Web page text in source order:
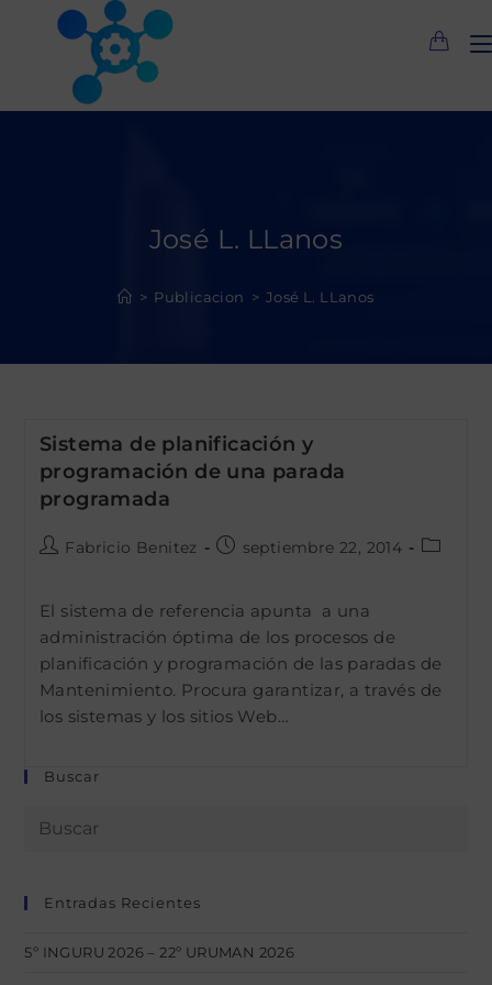
José L. LLanos
> Publicacion > José L. LLanos
Sistema de planificación y
programación de una parada
programada
Autor
entrada:
Fabricio Benitez
Publicación
entrada:
septiembre 22, 2014
El sistema de referencia apunta a una
administración óptima de los procesos de
planificación y programación de las paradas de
Mantenimiento. Procura garantizar, a través de
los sistemas y los sitios Web…
Buscar
Entradas Recientes
5º INGURU 2026 – 22º URUMAN 2026